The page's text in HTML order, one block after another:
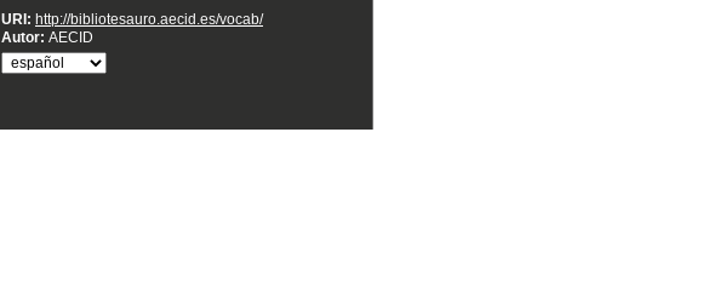
URI: http://bibliotesauro.aecid.es/vocab/
Autor: AECID